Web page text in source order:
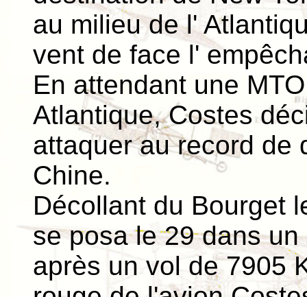
au milieu de l'
vent de face l'
En attendant une
Atlantique, Costes
attaquer au record de
Chine.
Décollant du Bourget
se posa le 29 dans
après un vol de 7905